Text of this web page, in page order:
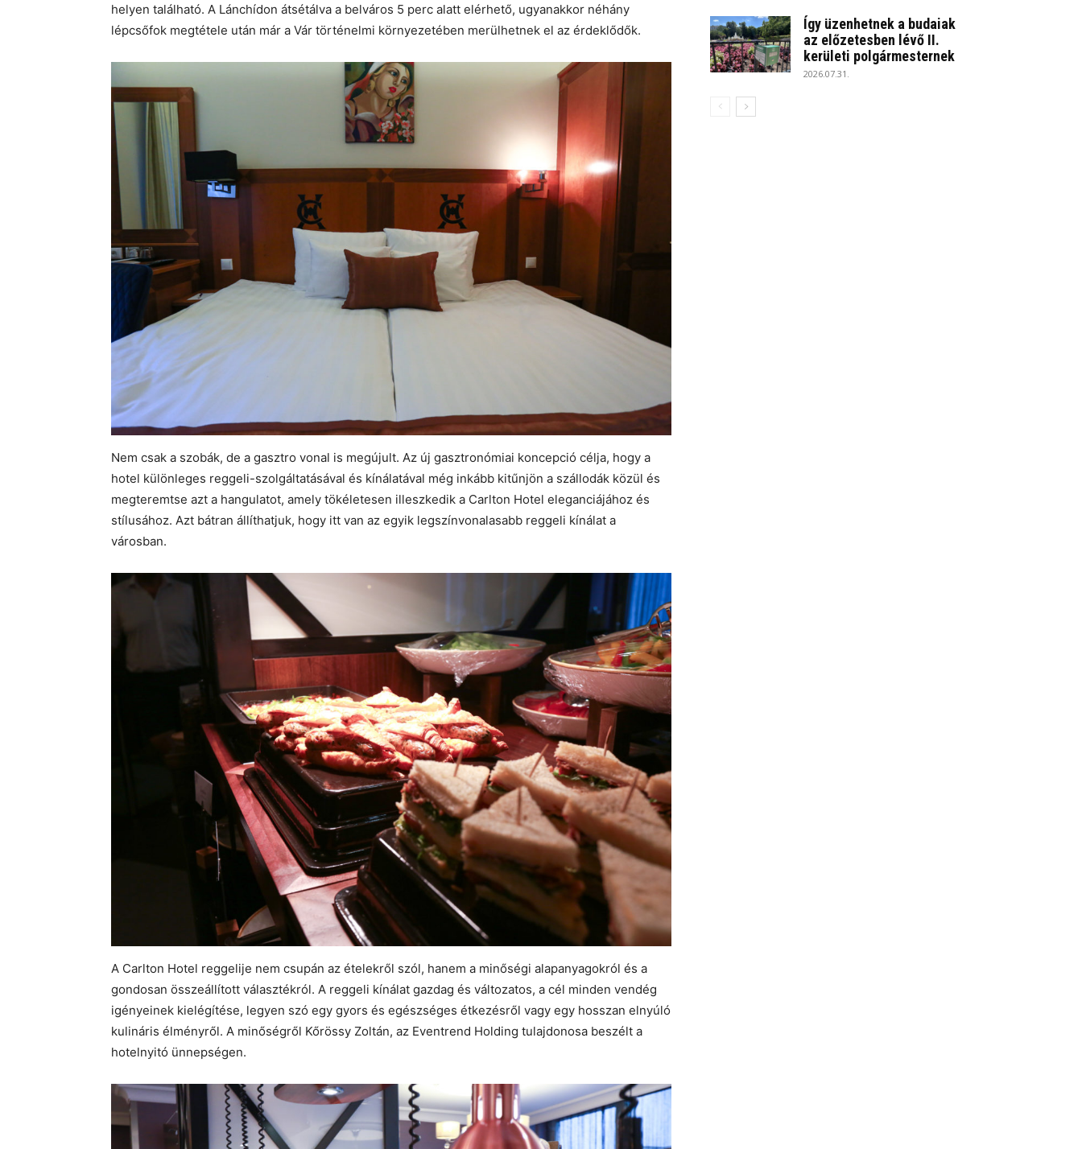
helyen található. A Lánchídon átsétálva a belváros 5 perc alatt elérhető, ugyanakkor néhány
lépcsőfok megtétele után már a Vár történelmi környezetében merülhetnek el az érdeklődők.
Nem csak a szobák, de a gasztro vonal is megújult. Az új gasztronómiai koncepció célja, hogy a
hotel különleges reggeli-szolgáltatásával és kínálatával még inkább kitűnjön a szállodák közül és
megteremtse azt a hangulatot, amely tökéletesen illeszkedik a Carlton Hotel eleganciájához és
stílusához. Azt bátran állíthatjuk, hogy itt van az egyik legszínvonalasabb reggeli kínálat a
városban.
A Carlton Hotel reggelije nem csupán az ételekről szól, hanem a minőségi alapanyagokról és a
gondosan összeállított választékról. A reggeli kínálat gazdag és változatos, a cél minden vendég
igényeinek kielégítése, legyen szó egy gyors és egészséges étkezésről vagy egy hosszan elnyúló
kulináris élményről. A minőségről Kőrössy Zoltán, az Eventrend Holding tulajdonosa beszélt a
hotelnyitó ünnepségen.​
Így üzenhetnek a budaiak
az előzetesben lévő II.
kerületi polgármesternek
2026.07.31.